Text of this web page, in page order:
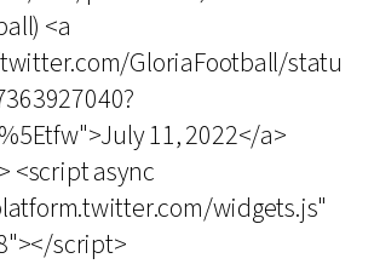
<a
GloriaFootball/statu
11, 2022</a>
<script async
widgets.js"
script>